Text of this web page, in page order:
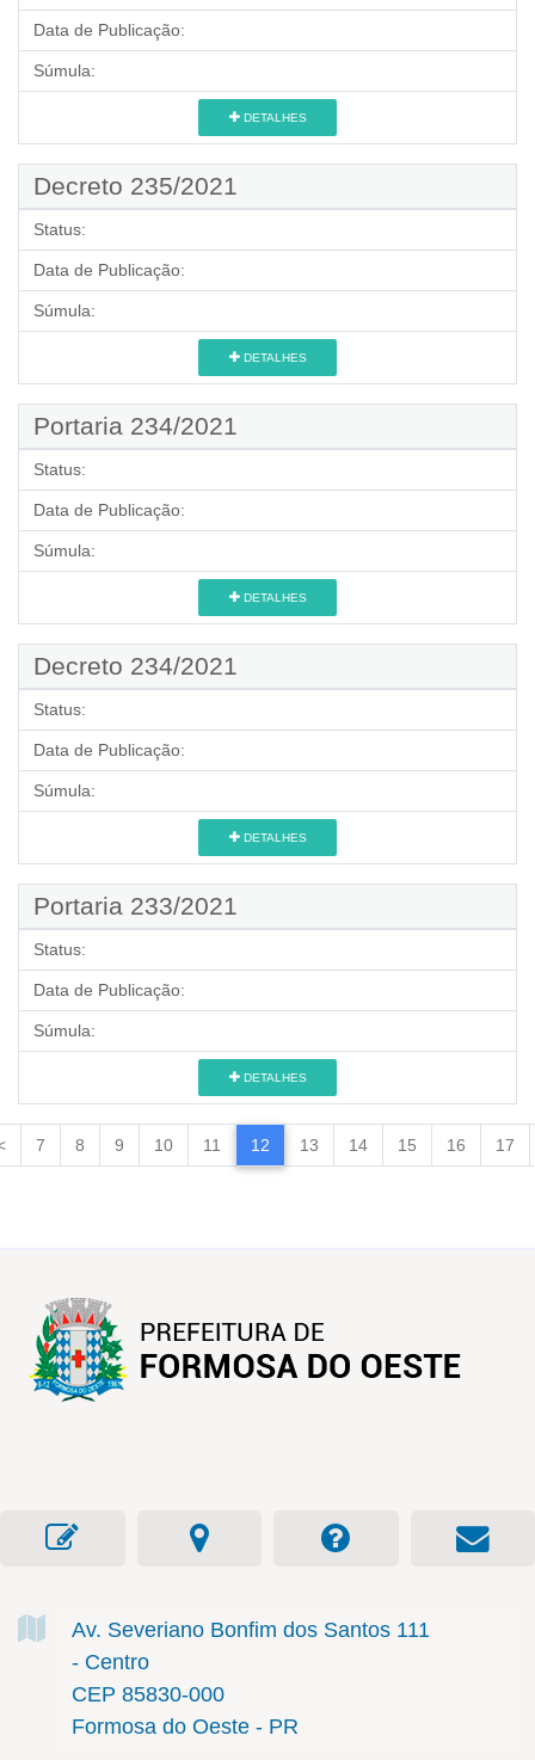
Data de Publicação:
Súmula:
DETALHES
Decreto 235/2021
Status:
Data de Publicação:
Súmula:
DETALHES
Portaria 234/2021
Status:
Data de Publicação:
Súmula:
DETALHES
Decreto 234/2021
Status:
Data de Publicação:
Súmula:
DETALHES
Portaria 233/2021
Status:
Data de Publicação:
Súmula:
DETALHES
7 8 9 10 11 12 13 14 15 16 17
Av. Severiano Bonfim dos Santos 111
- Centro
CEP 85830-000
Formosa do Oeste - PR